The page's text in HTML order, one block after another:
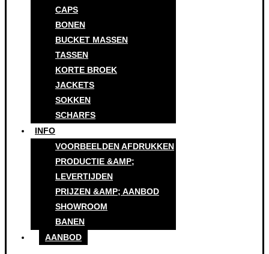
CAPS
BONEN
BUCKET MASSEN
TASSEN
KORTE BROEK
JACKETS
SOKKEN
SCHARFS
INFO
VOORBEELDEN AFDRUKKEN
PRODUCTIE &AMP;
LEVERTIJDEN
PRIJZEN &AMP; AANBOD
SHOWROOM
BANEN
AANBOD